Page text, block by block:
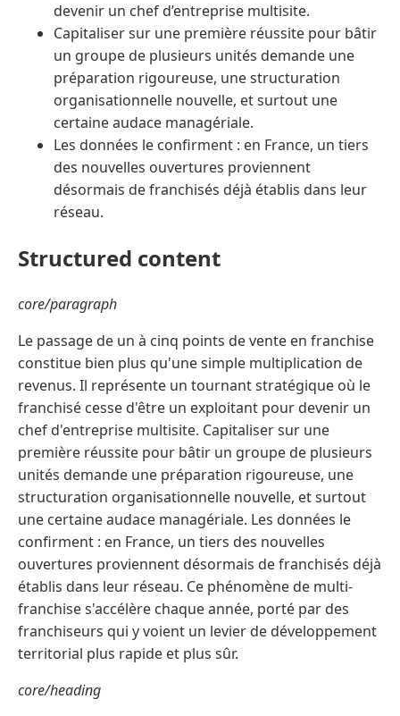
devenir un chef d’entreprise multisite.
Capitaliser sur une première réussite pour bâtir
un groupe de plusieurs unités demande une
préparation rigoureuse, une structuration
organisationnelle nouvelle, et surtout une
certaine audace managériale.
Les données le confirment : en France, un tiers
des nouvelles ouvertures proviennent
désormais de franchisés déjà établis dans leur
réseau.
Structured content
core/paragraph
Le passage de un à cinq points de vente en franchise
constitue bien plus qu'une simple multiplication de
revenus. Il représente un tournant stratégique où le
franchisé cesse d'être un exploitant pour devenir un
chef d'entreprise multisite. Capitaliser sur une
première réussite pour bâtir un groupe de plusieurs
unités demande une préparation rigoureuse, une
structuration organisationnelle nouvelle, et surtout
une certaine audace managériale. Les données le
confirment : en France, un tiers des nouvelles
ouvertures proviennent désormais de franchisés déjà
établis dans leur réseau. Ce phénomène de multi-
franchise s'accélère chaque année, porté par des
franchiseurs qui y voient un levier de développement
territorial plus rapide et plus sûr.
core/heading